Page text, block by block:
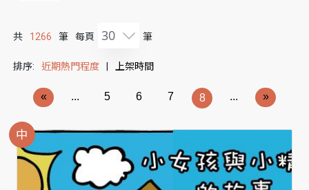
共 1266 筆 每頁 30 筆
排序: 近期熱門程度 上架時間
« ... 5 6 7 8 ... »
中